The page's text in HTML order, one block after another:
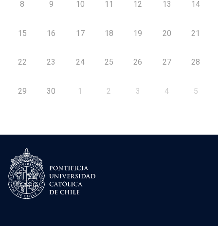
8 9 10 11 12 13 14
15 16 17 18 19 20 21
22 23 24 25 26 27 28
29 30 1 2 3 4 5